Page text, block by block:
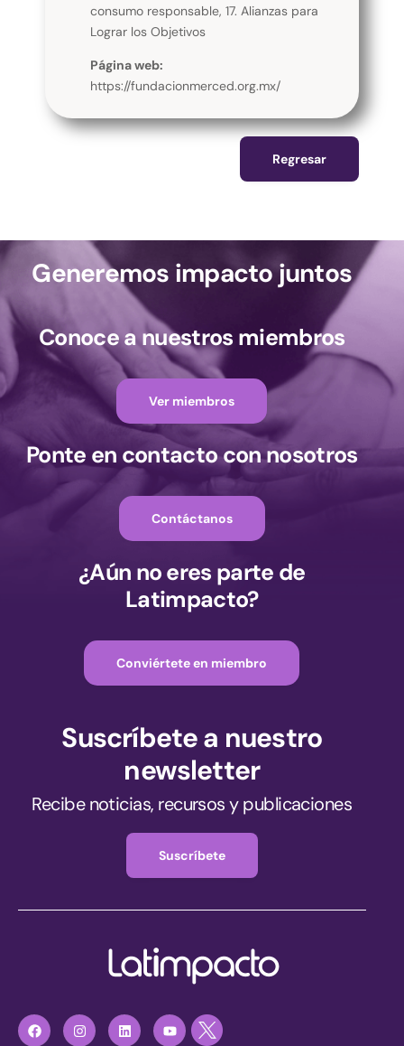
consumo responsable, 17. Alianzas para
Lograr los Objetivos
Página web:
https://fundacionmerced.org.mx/
Regresar
Generemos impacto juntos
Conoce a nuestros miembros
Ver miembros
Ponte en contacto con nosotros
Contáctanos
¿Aún no eres parte de
Latimpacto?
Conviértete en miembro
Suscríbete a nuestro
newsletter
Recibe noticias, recursos y publicaciones
Suscríbete